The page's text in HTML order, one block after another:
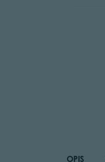
OPIS